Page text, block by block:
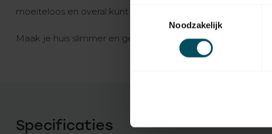
Noodzakelijk
moeiteloos en overal kunt aansturen.
Maak je huis slimmer en geniet van optimaal
Specificaties